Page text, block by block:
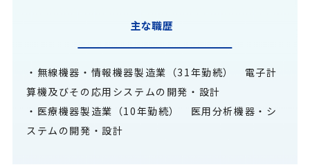
主な職歴
・無線機器・情報機器製造業（31年勤続） 電子計
算機及びその応用システムの開発・設計
・医療機器製造業（10年勤続） 医用分析機器・シ
ステムの開発・設計